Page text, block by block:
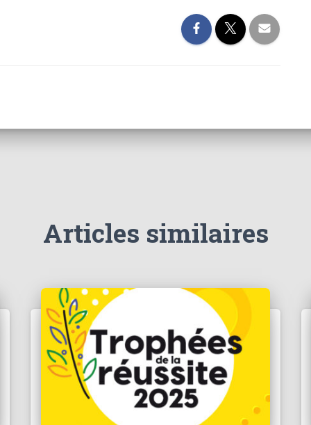
Articles similaires